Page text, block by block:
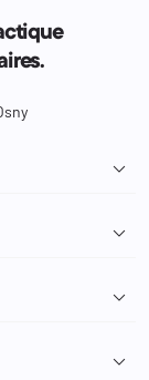



